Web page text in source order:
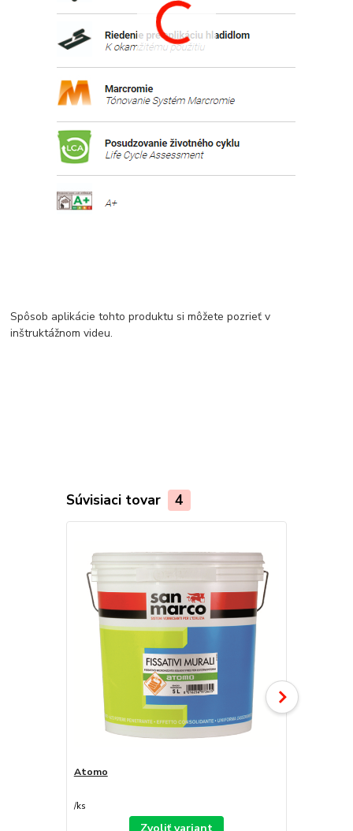
Spôsob aplikácie tohto produktu si môžete pozrieť v
inštruktážnom videu.
Súvisiaci tovar 4
Atomo
/ks
Zvoliť variant